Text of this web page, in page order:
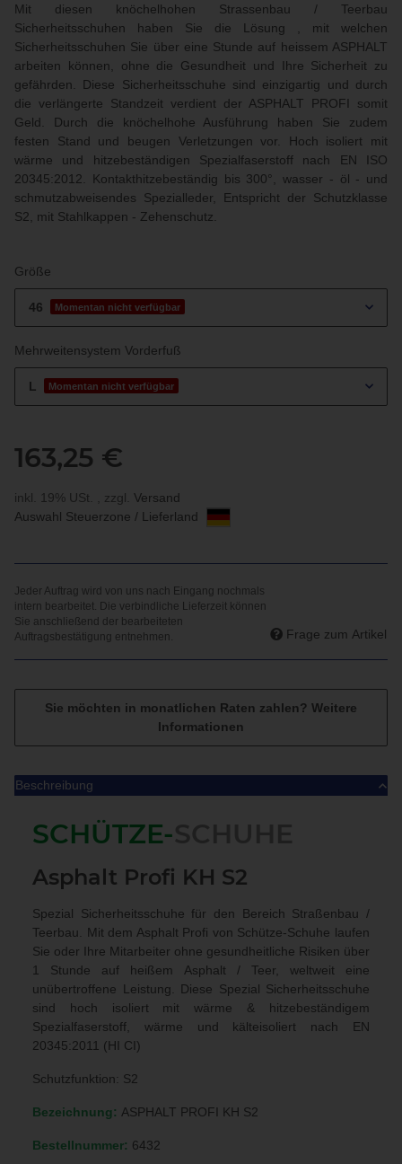
Mit diesen knöchelhohen Strassenbau / Teerbau
Sicherheitsschuhen haben Sie die Lösung , mit welchen
Sicherheitsschuhen Sie über eine Stunde auf heissem ASPHALT
arbeiten können, ohne die Gesundheit und Ihre Sicherheit zu
gefährden. Diese Sicherheitsschuhe sind einzigartig und durch
die verlängerte Standzeit verdient der ASPHALT PROFI somit
Geld. Durch die knöchelhohe Ausführung haben Sie zudem
festen Stand und beugen Verletzungen vor. Hoch isoliert mit
wärme und hitzebeständigen Spezialfaserstoff nach EN ISO
20345:2012. Kontakthitzebeständig bis 300°, wasser - öl - und
schmutzabweisendes Spezialleder, Entspricht der Schutzklasse
S2, mit Stahlkappen - Zehenschutz.
Größe
46 Momentan nicht verfügbar
Mehrweitensystem Vorderfuß
L Momentan nicht verfügbar
163,25 €
inkl. 19% USt. , zzgl. Versand
Auswahl Steuerzone / Lieferland
Frage zum Artikel
Sie möchten in monatlichen Raten zahlen? Weitere
Informationen
Beschreibung
SCHÜTZE-
Asphalt Profi KH S2
Spezial Sicherheitsschuhe für den Bereich Straßenbau /
Teerbau. Mit dem Asphalt Profi von Schütze-Schuhe laufen
Sie oder Ihre Mitarbeiter ohne gesundheitliche Risiken über
1 Stunde auf heißem Asphalt / Teer, weltweit eine
unübertroffene Leistung. Diese Spezial Sicherheitsschuhe
sind hoch isoliert mit wärme & hitzebeständigem
Spezialfaserstoff, wärme und kälteisoliert nach EN
20345:2011 (HI CI)
Schutzfunktion: S2
Bezeichnung: ASPHALT PROFI KH S2
Bestellnummer: 6432